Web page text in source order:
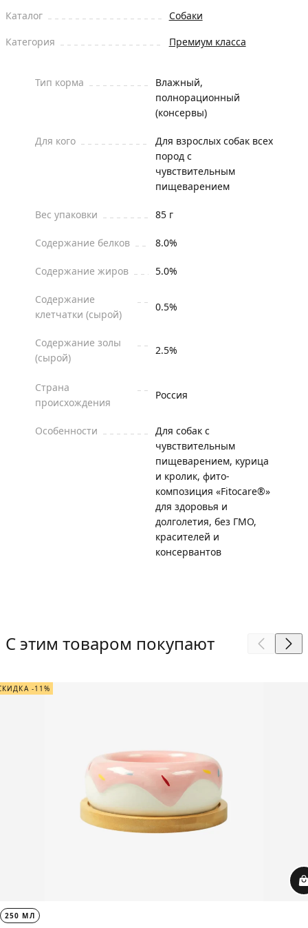
Каталог
Собаки
Категория
Премиум класса
Тип корма
Влажный,
полнорационный
(консервы)
Для кого
Для взрослых собак всех
пород с
чувствительным
пищеварением
Вес упаковки 85 г
Содержание белков 8.0%
Содержание жиров 5.0%
Содержание
клетчатки (сырой)
0.5%
Содержание золы
(сырой)
2.5%
Страна
происхождения
Россия
Особенности
Для собак с
чувствительным
пищеварением, курица
и кролик, фито-
композиция «Fitocare®»
для здоровья и
долголетия, без ГМО,
красителей и
консервантов
С этим товаром покупают
-11%
250 МЛ